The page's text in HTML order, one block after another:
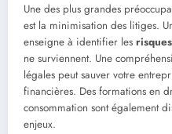
Une des plus grandes
est la minimisation des litiges.
enseigne à identifier les
ne surviennent. Une
légales peut sauver votre
financières. Des formations en
consommation sont également
enjeux.